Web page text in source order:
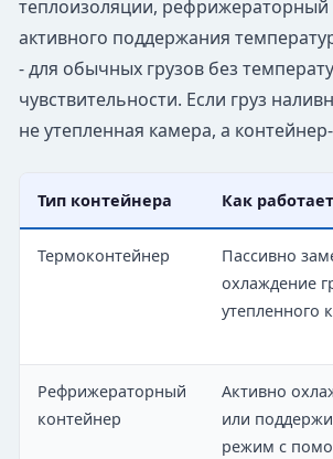
теплоизоляции, рефрижераторный
активного поддержания
- для обычных грузов без
чувствительности. Если груз
не утепленная камера, а
Тип контейнера Как работает
Термоконтейнер
Пассивно
охлаждение
утепленного
Рефрижераторный
контейнер
Активно
или
режим с